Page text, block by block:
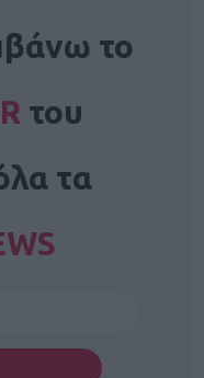
το
του
τα